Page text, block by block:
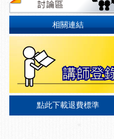
相關連結
點此下載退費標準